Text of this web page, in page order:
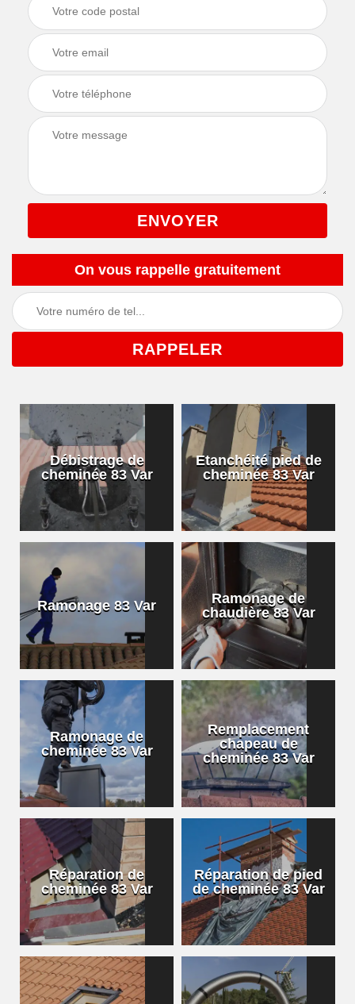
On vous rappelle gratuitement
Débistrage de
cheminée 83 Var
Etanchéité pied de
cheminée 83 Var
Ramonage 83 Var
Ramonage de
chaudière 83 Var
Ramonage de
cheminée 83 Var
Remplacement
chapeau de
cheminée 83 Var
Réparation de
cheminée 83 Var
Réparation de pied
de cheminée 83 Var